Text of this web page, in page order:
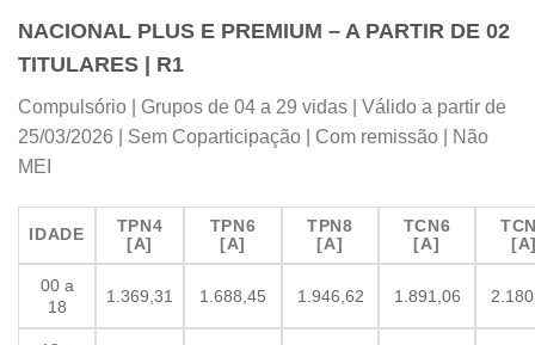
NACIONAL PLUS E PREMIUM – A PARTIR DE 02
TITULARES | R1
Compulsório | Grupos de 04 a 29 vidas | Válido a partir de
25/03/2026 | Sem Coparticipação | Com remissão | Não
MEI
IDADE
TPN4
[A]
TPN6
[A]
TPN8
[A]
TCN6
[A]
00 a
18
1.369,31 1.688,45 1.946,62 1.891,06